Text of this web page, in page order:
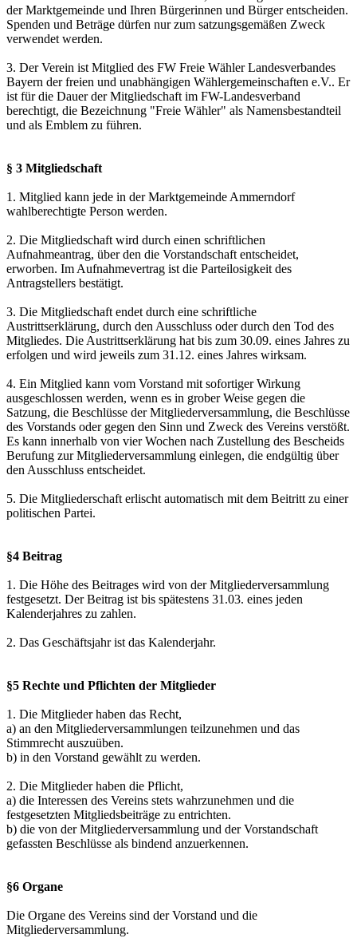
der Marktgemeinde und Ihren Bürgerinnen und Bürger entscheiden.
Spenden und Beträge dürfen nur zum satzungsgemäßen Zweck
verwendet werden.
3. Der Verein ist Mitglied des FW Freie Wähler Landesverbandes
Bayern der freien und unabhängigen Wählergemeinschaften e.V.. Er
ist für die Dauer der Mitgliedschaft im FW-Landesverband
berechtigt, die Bezeichnung "Freie Wähler" als Namensbestandteil
und als Emblem zu führen.
§ 3 Mitgliedschaft
1. Mitglied kann jede in der Marktgemeinde Ammerndorf
wahlberechtigte Person werden.
2. Die Mitgliedschaft wird durch einen schriftlichen
Aufnahmeantrag, über den die Vorstandschaft entscheidet,
erworben. Im Aufnahmevertrag ist die Parteilosigkeit des
Antragstellers bestätigt.
3. Die Mitgliedschaft endet durch eine schriftliche
Austrittserklärung, durch den Ausschluss oder durch den Tod des
Mitgliedes. Die Austrittserklärung hat bis zum 30.09. eines Jahres zu
erfolgen und wird jeweils zum 31.12. eines Jahres wirksam.
4. Ein Mitglied kann vom Vorstand mit sofortiger Wirkung
ausgeschlossen werden, wenn es in grober Weise gegen die
Satzung, die Beschlüsse der Mitgliederversammlung, die Beschlüsse
des Vorstands oder gegen den Sinn und Zweck des Vereins verstößt.
Es kann innerhalb von vier Wochen nach Zustellung des Bescheids
Berufung zur Mitgliederversammlung einlegen, die endgültig über
den Ausschluss entscheidet.
5. Die Mitgliederschaft erlischt automatisch mit dem Beitritt zu einer
politischen Partei.
§4 Beitrag
1. Die Höhe des Beitrages wird von der Mitgliederversammlung
festgesetzt. Der Beitrag ist bis spätestens 31.03. eines jeden
Kalenderjahres zu zahlen.
2. Das Geschäftsjahr ist das Kalenderjahr.
§5 Rechte und Pflichten der Mitglieder
1. Die Mitglieder haben das Recht,
a) an den Mitgliederversammlungen teilzunehmen und das
Stimmrecht auszuüben.
b) in den Vorstand gewählt zu werden.
2. Die Mitglieder haben die Pflicht,
a) die Interessen des Vereins stets wahrzunehmen und die
festgesetzten Mitgliedsbeiträge zu entrichten.
b) die von der Mitgliederversammlung und der Vorstandschaft
gefassten Beschlüsse als bindend anzuerkennen.
§6 Organe
Die Organe des Vereins sind der Vorstand und die
Mitgliederversammlung.